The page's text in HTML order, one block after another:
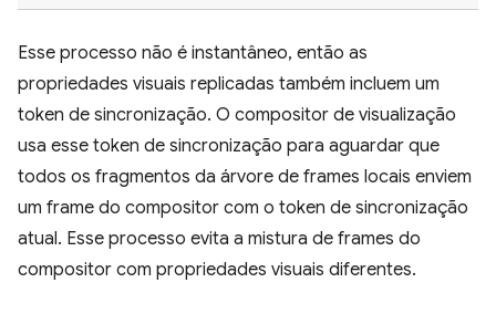
Esse processo não é instantâneo, então as
propriedades visuais replicadas também incluem um
token de sincronização. O compositor de visualização
usa esse token de sincronização para aguardar que
todos os fragmentos da árvore de frames locais enviem
um frame do compositor com o token de sincronização
atual. Esse processo evita a mistura de frames do
compositor com propriedades visuais diferentes.